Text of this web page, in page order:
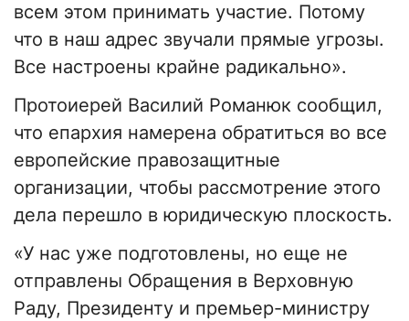
всем этом принимать участие. Потому
что в наш адрес звучали прямые угрозы.
Все настроены крайне радикально».
Протоиерей Василий Романюк сообщил,
что епархия намерена обратиться во все
европейские правозащитные
организации, чтобы рассмотрение этого
дела перешло в юридическую плоскость.
«У нас уже подготовлены, но еще не
отправлены Обращения в Верховную
Раду, Президенту и премьер-министру